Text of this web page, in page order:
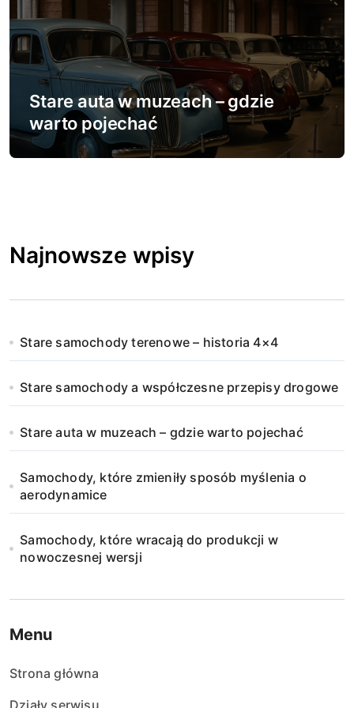
Stare auta w muzeach – gdzie
warto pojechać
Najnowsze wpisy
Stare samochody terenowe – historia 4×4
Stare samochody a współczesne przepisy drogowe
Stare auta w muzeach – gdzie warto pojechać
Samochody, które zmieniły sposób myślenia o
aerodynamice
Samochody, które wracają do produkcji w
nowoczesnej wersji
Menu
Strona główna
Działy serwisu